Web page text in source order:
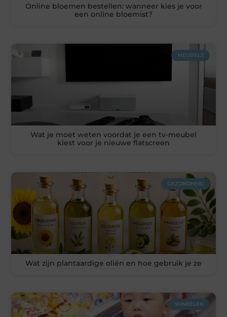
Online bloemen bestellen: wanneer kies je voor
een online bloemist?
MEUBELS
Wat je moet weten voordat je een tv-meubel
kiest voor je nieuwe flatscreen
GEZONDHEID
Wat zijn plantaardige oliën en hoe gebruik je ze
WINKELEN